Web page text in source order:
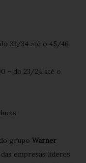
33/34 até o 45/46
– do 23/24 até o
grupo Warner
empresas líderes